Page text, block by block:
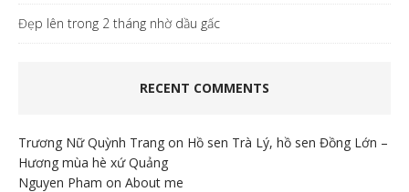
Đẹp lên trong 2 tháng nhờ dầu gấc
RECENT COMMENTS
Trương Nữ Quỳnh Trang on Hồ sen Trà Lý, hồ sen Đồng Lớn –
Hương mùa hè xứ Quảng
Nguyen Pham on About me